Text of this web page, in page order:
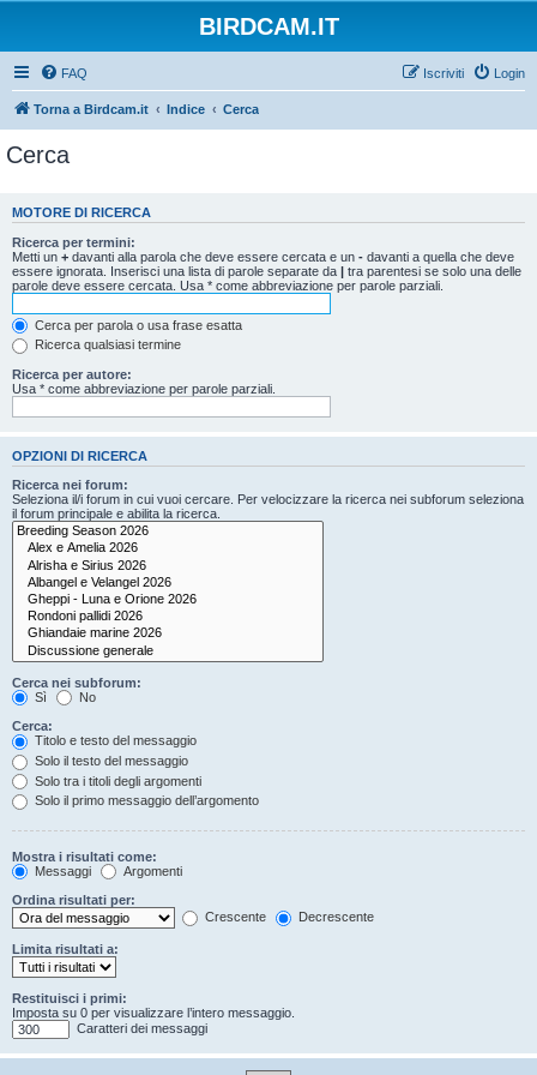
BIRDCAM.IT
FAQ Login
Iscriviti
Torna a Birdcam.it Indice Cerca
Cerca
MOTORE DI RICERCA
Ricerca per termini:
Metti un + davanti alla parola che deve essere cercata e un - davanti a quella che deve
essere ignorata. Inserisci una lista di parole separate da | tra parentesi se solo una delle
parole deve essere cercata. Usa * come abbreviazione per parole parziali.
Cerca per parola o usa frase esatta
Ricerca qualsiasi termine
Ricerca per autore:
Usa * come abbreviazione per parole parziali.
OPZIONI DI RICERCA
Ricerca nei forum:
Seleziona il/i forum in cui vuoi cercare. Per velocizzare la ricerca nei subforum seleziona
il forum principale e abilita la ricerca.
Cerca nei subforum:
Sì
No
Cerca:
Titolo e testo del messaggio
Solo il testo del messaggio
Solo tra i titoli degli argomenti
Solo il primo messaggio dell’argomento
Mostra i risultati come:
Messaggi
Argomenti
Ordina risultati per:
Crescente
Decrescente
Limita risultati a:
Restituisci i primi:
Imposta su 0 per visualizzare l’intero messaggio.
Caratteri dei messaggi